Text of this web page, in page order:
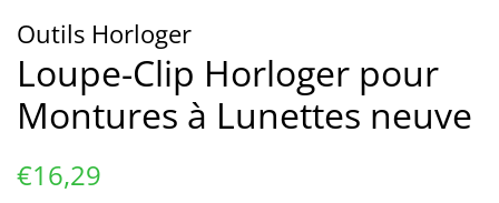
Outils Horloger
Loupe-Clip Horloger pour
Montures à Lunettes neuve
Prix
€16,29